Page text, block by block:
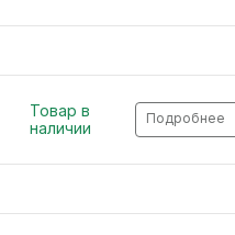
Товар в
наличии
Подробнее